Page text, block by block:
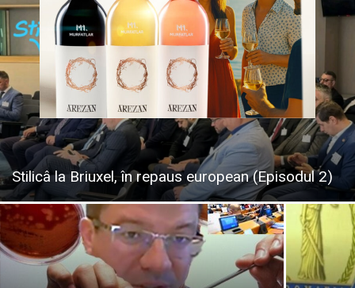
Stilicâ la Briuxel, în repaus european (Episodul 2)